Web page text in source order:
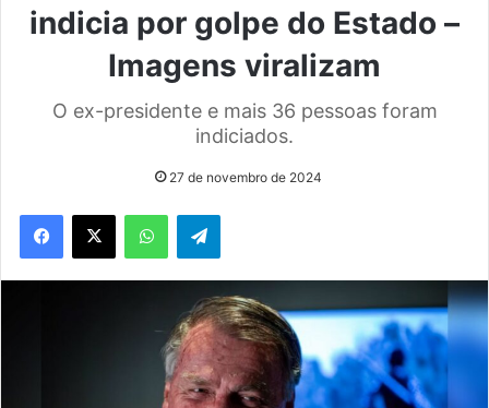
indicia por golpe do Estado –
Imagens viralizam
O ex-presidente e mais 36 pessoas foram
indiciados.
27 de novembro de 2024
WhatsAppTelegram